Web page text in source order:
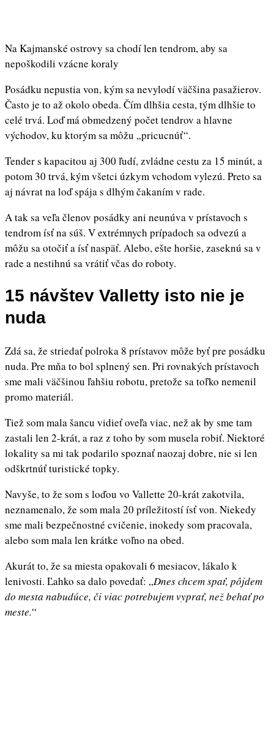
Na Kajmanské ostrovy sa chodí len tendrom, aby sa
nepoškodili vzácne koraly
Posádku nepustia von, kým sa nevylodí väčšina pasažierov.
Často je to až okolo obeda. Čím dlhšia cesta, tým dlhšie to
celé trvá. Loď má obmedzený počet tendrov a hlavne
východov, ku ktorým sa môžu „pricucnúť“.
Tender s kapacitou aj 300 ľudí, zvládne cestu za 15 minút, a
potom 30 trvá, kým všetci úzkym vchodom vylezú. Preto sa
aj návrat na loď spája s dlhým čakaním v rade.
A tak sa veľa členov posádky ani neunúva v prístavoch s
tendrom ísť na súš. V extrémnych prípadoch sa odvezú a
môžu sa otočiť a ísť naspäť. Alebo, ešte horšie, zaseknú sa v
rade a nestihnú sa vrátiť včas do roboty.
15 návštev Valletty isto nie je
nuda
Zdá sa, že striedať polroka 8 prístavov môže byť pre posádku
nuda. Pre mňa to bol splnený sen. Pri rovnakých prístavoch
sme mali väčšinou ľahšiu robotu, pretože sa toľko nemenil
promo materiál.
Tiež som mala šancu vidieť oveľa viac, než ak by sme tam
zastali len 2-krát, a raz z toho by som musela robiť. Niektoré
lokality sa mi tak podarilo spoznať naozaj dobre, nie si len
odškrtnúť turistické topky.
Navyše, to že som s loďou vo Vallette 20-krát zakotvila,
neznamenalo, že som mala 20 príležitostí ísť von. Niekedy
sme mali bezpečnostné cvičenie, inokedy som pracovala,
alebo som mala len krátke voľno na obed.
Akurát to, že sa miesta opakovali 6 mesiacov, lákalo k
lenivosti. Ľahko sa dalo povedať: „Dnes chcem spať, pôjdem
do mesta nabudúce, či viac potrebujem vyprať, než behať po
meste.“